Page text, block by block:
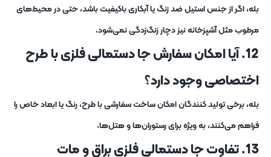
بله، اگر از جنس استیل ضد زنگ یا آبکاری باکیفیت باشد، حتی در محیط‌های
مرطوب مثل آشپزخانه نیز دچار زنگ‌زدگی نمی‌شود.
12. آیا امکان سفارش جا دستمالی فلزی با طرح
اختصاصی وجود دارد؟
بله، برخی تولید کنندگان امکان ساخت سفارشی با طرح، رنگ یا ابعاد خاص را
فراهم می‌کنند، به‌ ویژه برای رستوران‌ها و هتل‌ها.
13. تفاوت جا دستمالی فلزی براق و مات